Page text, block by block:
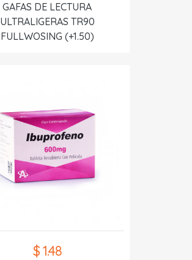
GAFAS DE LECTURA
ULTRALIGERAS TR90
FULLWOSING (+1.50)
$ 1.48